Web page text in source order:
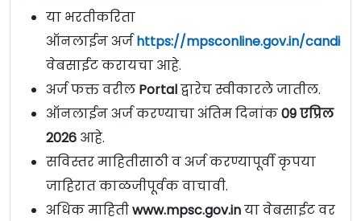
या भरतीकरिता
ऑनलाईन अर्जhttps://mpsconline.gov.in/
वेबसाईट करायचा आहे.
अर्ज फक्त वरील Portalद्वारेच स्वीकारले जातील.
ऑनलाईन अर्ज करण्याचा अंतिम दिनांक09 एप्रिल
2026 आहे.
सविस्तर माहितीसाठी व अर्ज करण्यापूर्वी कृपया
जाहिरात काळजीपूर्वक वाचावी.
अधिक माहितीwww.mpsc.gov.inया वेबसाईट वर